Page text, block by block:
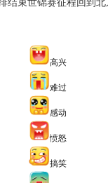
高兴
难过
感动
愤怒
搞笑